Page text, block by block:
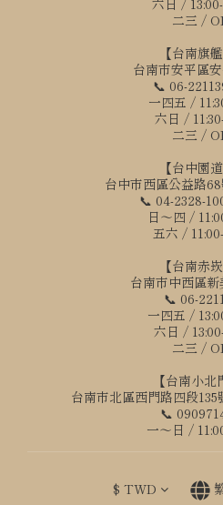
二三 /
【台南旗
台南市安平區
📞 06-
一四五 /
六日 /
二三 /
【台中園
台中市西區公益路
📞 04-2328-
日～四 /
五六 /
【台南赤
台南市中西區
📞 06-
一四五 /
六日 /
二三 /
【台南小北
台南市北區西門路四段
📞
一～日 /
$ TWD